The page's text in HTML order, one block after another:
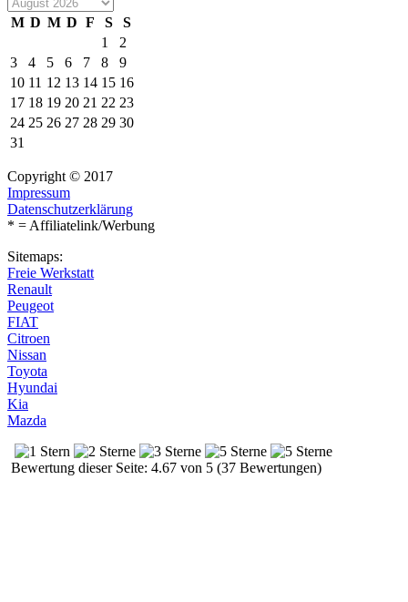
M D M D F S
S
1
2
3
4 5 6 7 8
9
10 11 12 13 14 15 16
17 18 19 20 21 22 23
24 25 26 27 28 29 30
31
Copyright © 2017
Impressum
Datenschutzerklärung
* = Affiliatelink/Werbung
Sitemaps:
Freie Werkstatt
Renault
Peugeot
FIAT
Citroen
Nissan
Toyota
Hyundai
Kia
Mazda
Bewertung dieser Seite: 4.67 von 5 (37 Bewertungen)